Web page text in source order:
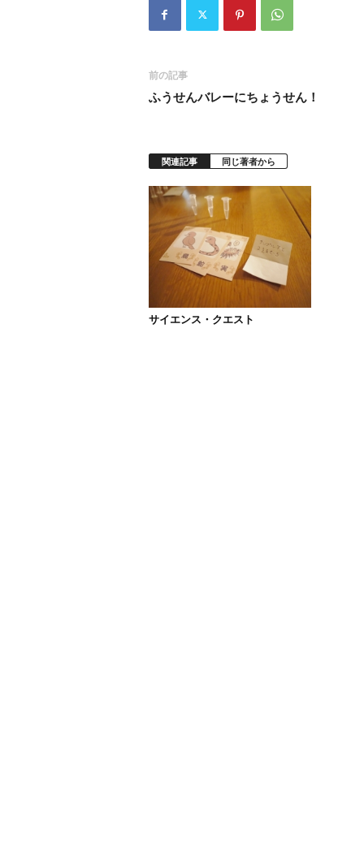
前の記事
ふうせんバレーにちょうせん！
関連記事 同じ著者から
サイエンス・クエスト